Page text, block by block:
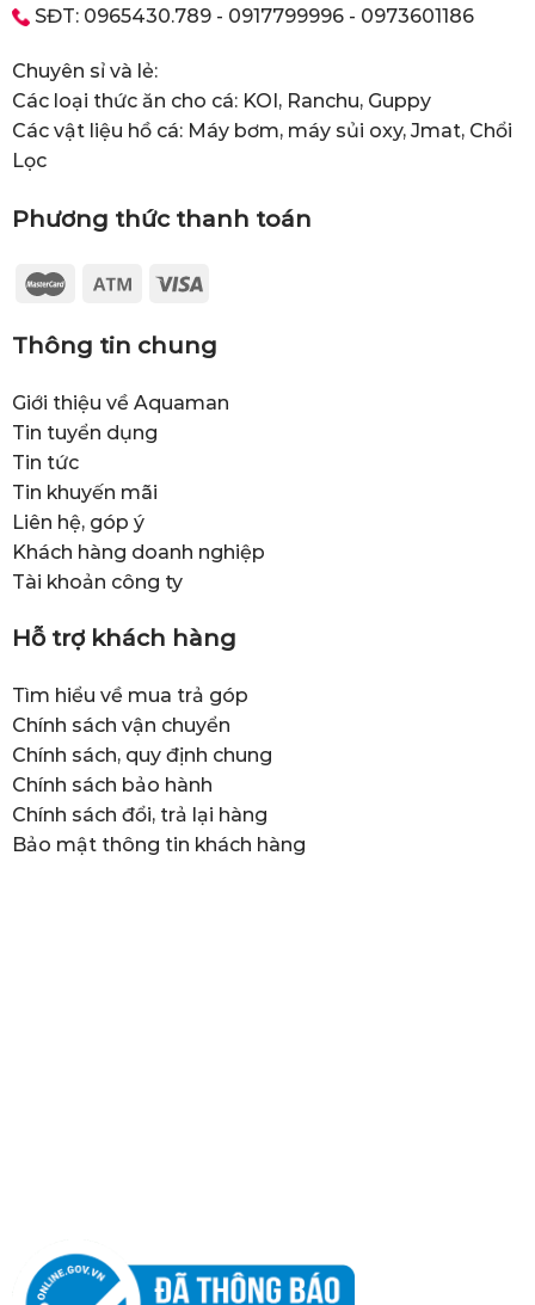
SĐT: 0965430.789 - 0917799996 - 0973601186
Chuyên sỉ và lẻ:
Các loại thức ăn cho cá: KOI, Ranchu, Guppy
Các vật liệu hồ cá: Máy bơm, máy sủi oxy, Jmat, Chổi
Lọc
Phương thức thanh toán
Thông tin chung
Giới thiệu về Aquaman
Tin tuyển dụng
Tin tức
Tin khuyến mãi
Liên hệ, góp ý
Khách hàng doanh nghiệp
Tài khoản công ty
Hỗ trợ khách hàng
Tìm hiểu về mua trả góp
Chính sách vận chuyển
Chính sách, quy định chung
Chính sách bảo hành
Chính sách đổi, trả lại hàng
Bảo mật thông tin khách hàng